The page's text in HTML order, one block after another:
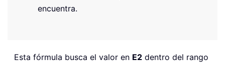
encuentra.
Esta fórmula busca el valor en E2 dentro del rango